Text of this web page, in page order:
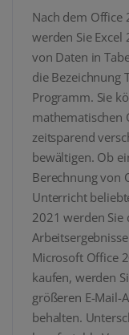
Nach dem Office
werden Sie
von Daten in
die Bezeichnung
Programm. Sie
mathematischen
zeitsparend
bewältigen. Ob
Berechnung von
Unterricht
2021 werden Sie
Microsoft Office
kaufen, werden
größeren E-
behalten.